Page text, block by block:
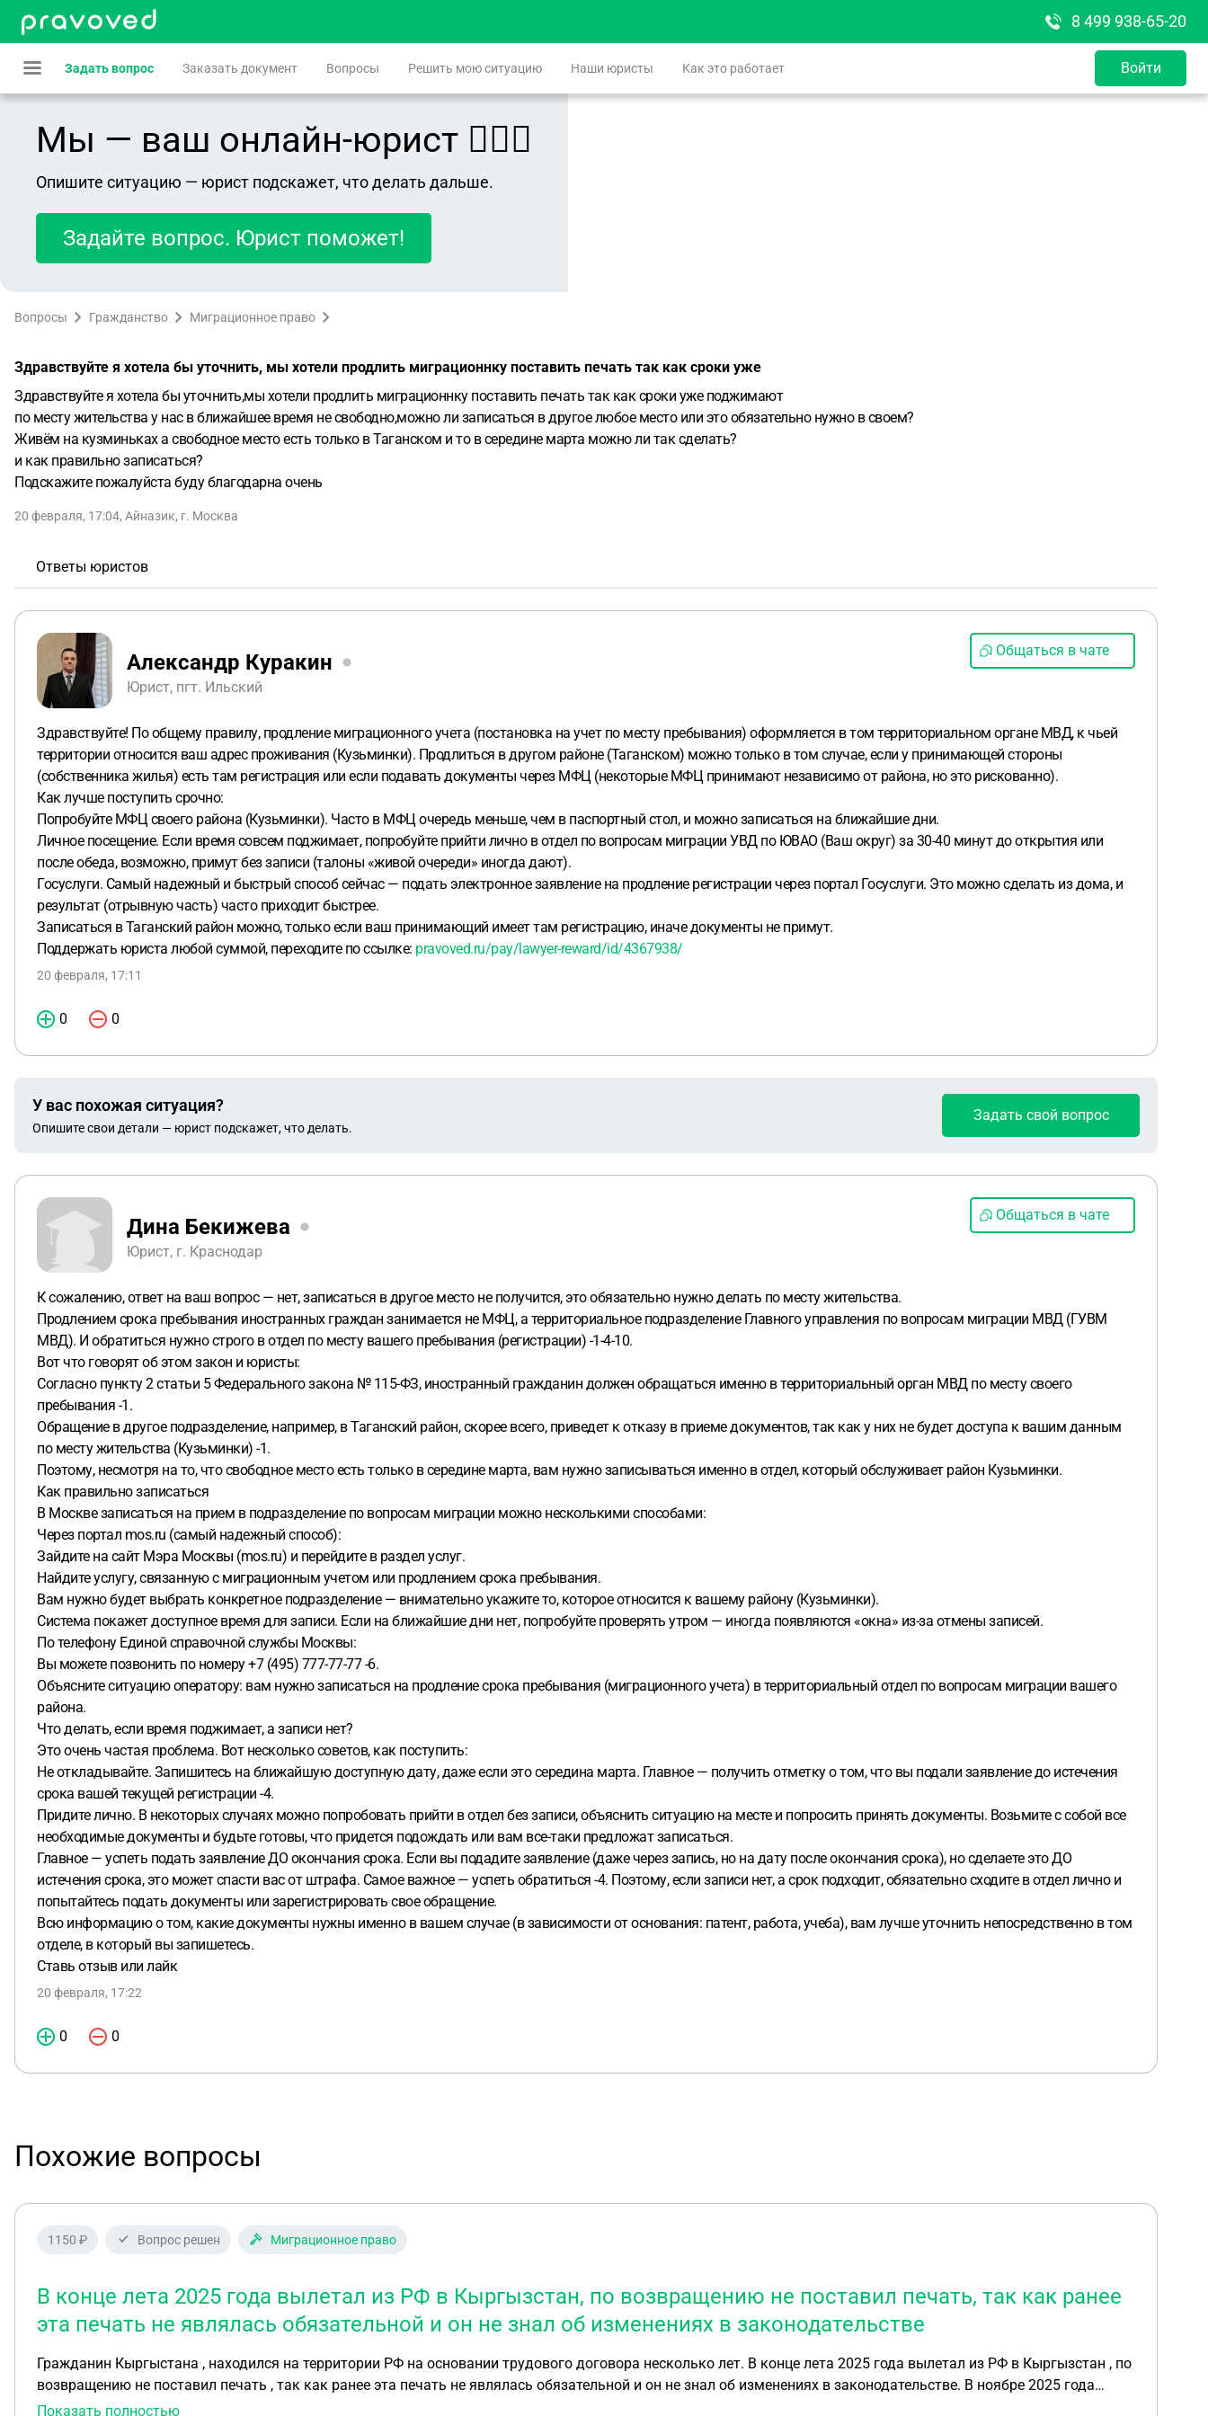
8 499 938-65-20
Задать вопрос Заказать документ Вопросы Решить мою ситуацию Наши юристы Как это работает Войти
Мы — ваш онлайн-юрист 👨🏻‍⚖️
Опишите ситуацию — юрист подскажет, что делать дальше.
Задайте вопрос. Юрист поможет!
Вопросы Гражданство Миграционное право
Здравствуйте я хотела бы уточнить, мы хотели продлить миграционнку поставить печать так как сроки уже
Здравствуйте я хотела бы уточнить,мы хотели продлить миграционнку поставить печать так как сроки уже поджимают
по месту жительства у нас в ближайшее время не свободно,можно ли записаться в другое любое место или это обязательно нужно в своем?
Живём на кузминьках а свободное место есть только в Таганском и то в середине марта можно ли так сделать?
и как правильно записаться?
Подскажите пожалуйста буду благодарна очень
20 февраля, 17:04, Айназик, г. Москва
Ответы юристов
Александр Куракин
Юрист, пгт. Ильский
Общаться в чате
Здравствуйте! По общему правилу, продление миграционного учета (постановка на учет по месту пребывания) оформляется в том территориальном органе МВД, к чьей
территории относится ваш адрес проживания (Кузьминки). Продлиться в другом районе (Таганском) можно только в том случае, если у принимающей стороны
(собственника жилья) есть там регистрация или если подавать документы через МФЦ (некоторые МФЦ принимают независимо от района, но это рискованно).
Как лучше поступить срочно:
Попробуйте МФЦ своего района (Кузьминки). Часто в МФЦ очередь меньше, чем в паспортный стол, и можно записаться на ближайшие дни.
Личное посещение. Если время совсем поджимает, попробуйте прийти лично в отдел по вопросам миграции УВД по ЮВАО (Ваш округ) за 30-40 минут до открытия или
после обеда, возможно, примут без записи (талоны «живой очереди» иногда дают).
Госуслуги. Самый надежный и быстрый способ сейчас — подать электронное заявление на продление регистрации через портал Госуслуги. Это можно сделать из дома, и
результат (отрывную часть) часто приходит быстрее.
Записаться в Таганский район можно, только если ваш принимающий имеет там регистрацию, иначе документы не примут.
Поддержать юриста любой суммой, переходите по ссылке: pravoved.ru/pay/lawyer-reward/id/4367938/
20 февраля, 17:11
0 0
У вас похожая ситуация?
Опишите свои детали — юрист подскажет, что делать.
Задать свой вопрос
Дина Бекижева
Юрист, г. Краснодар
Общаться в чате
К сожалению, ответ на ваш вопрос — нет, записаться в другое место не получится, это обязательно нужно делать по месту жительства.
Продлением срока пребывания иностранных граждан занимается не МФЦ, а территориальное подразделение Главного управления по вопросам миграции МВД (ГУВМ
МВД). И обратиться нужно строго в отдел по месту вашего пребывания (регистрации) -1-4-10.
Вот что говорят об этом закон и юристы:
Согласно пункту 2 статьи 5 Федерального закона № 115-ФЗ, иностранный гражданин должен обращаться именно в территориальный орган МВД по месту своего
пребывания -1.
Обращение в другое подразделение, например, в Таганский район, скорее всего, приведет к отказу в приеме документов, так как у них не будет доступа к вашим данным
по месту жительства (Кузьминки) -1.
Поэтому, несмотря на то, что свободное место есть только в середине марта, вам нужно записываться именно в отдел, который обслуживает район Кузьминки.
Как правильно записаться
В Москве записаться на прием в подразделение по вопросам миграции можно несколькими способами:
Через портал mos.ru (самый надежный способ):
Зайдите на сайт Мэра Москвы (mos.ru) и перейдите в раздел услуг.
Найдите услугу, связанную с миграционным учетом или продлением срока пребывания.
Вам нужно будет выбрать конкретное подразделение — внимательно укажите то, которое относится к вашему району (Кузьминки).
Система покажет доступное время для записи. Если на ближайшие дни нет, попробуйте проверять утром — иногда появляются «окна» из-за отмены записей.
По телефону Единой справочной службы Москвы:
Вы можете позвонить по номеру +7 (495) 777-77-77 -6.
Объясните ситуацию оператору: вам нужно записаться на продление срока пребывания (миграционного учета) в территориальный отдел по вопросам миграции вашего
района.
Что делать, если время поджимает, а записи нет?
Это очень частая проблема. Вот несколько советов, как поступить:
Не откладывайте. Запишитесь на ближайшую доступную дату, даже если это середина марта. Главное — получить отметку о том, что вы подали заявление до истечения
срока вашей текущей регистрации -4.
Придите лично. В некоторых случаях можно попробовать прийти в отдел без записи, объяснить ситуацию на месте и попросить принять документы. Возьмите с собой все
необходимые документы и будьте готовы, что придется подождать или вам все-таки предложат записаться.
Главное — успеть подать заявление ДО окончания срока. Если вы подадите заявление (даже через запись, но на дату после окончания срока), но сделаете это ДО
истечения срока, это может спасти вас от штрафа. Самое важное — успеть обратиться -4. Поэтому, если записи нет, а срок подходит, обязательно сходите в отдел лично и
попытайтесь подать документы или зарегистрировать свое обращение.
Всю информацию о том, какие документы нужны именно в вашем случае (в зависимости от основания: патент, работа, учеба), вам лучше уточнить непосредственно в том
отделе, в который вы запишетесь.
Ставь отзыв или лайк
20 февраля, 17:22
0 0
Похожие вопросы
1150 ₽ Вопрос решен Миграционное право
В конце лета 2025 года вылетал из РФ в Кыргызстан, по возвращению не поставил печать, так как ранее
эта печать не являлась обязательной и он не знал об изменениях в законодательстве
Гражданин Кыргыстана , находился на территории РФ на основании трудового договора несколько лет. В конце лета 2025 года вылетал из РФ в Кыргызстан , по
возвращению не поставил печать , так как ранее эта печать не являлась обязательной и он не знал об изменениях в законодательстве. В ноябре 2025 года
попал в РКЛ, по этому поводу обратился в Управление по вопросам миграции, его направили в Сахарово, для прохождения медицины , он все сделал , но
Показать полностью